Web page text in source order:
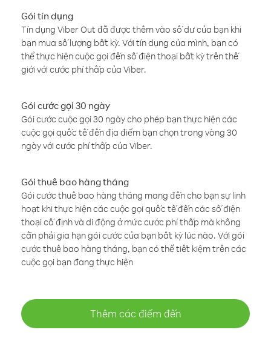
Gói tín dụng
Tín dụng Viber Out đã được thêm vào số dư của bạn khi
bạn mua số lượng bất kỳ. Với tín dụng của mình, bạn có
thể thực hiện cuộc gọi đến số điện thoại bất kỳ trên thế
giới với cước phí thấp của Viber.
Gói cước gọi 30 ngày
Gói cước cuộc gọi 30 ngày cho phép bạn thực hiện các
cuộc gọi quốc tế đến địa điểm bạn chọn trong vòng 30
ngày với cước phí thấp của Viber.
Gói thuê bao hàng tháng
Gói cước thuê bao hàng tháng mang đến cho bạn sự linh
hoạt khi thực hiện các cuộc gọi quốc tế đến các số điện
thoại cố định và di động ở mức cước phí thấp mà không
cần phải gia hạn gói cước của bạn bất kỳ lúc nào. Với gói
cước thuê bao hàng tháng, bạn có thể tiết kiệm trên các
cuộc gọi bạn đang thực hiện
Thêm các điểm đến